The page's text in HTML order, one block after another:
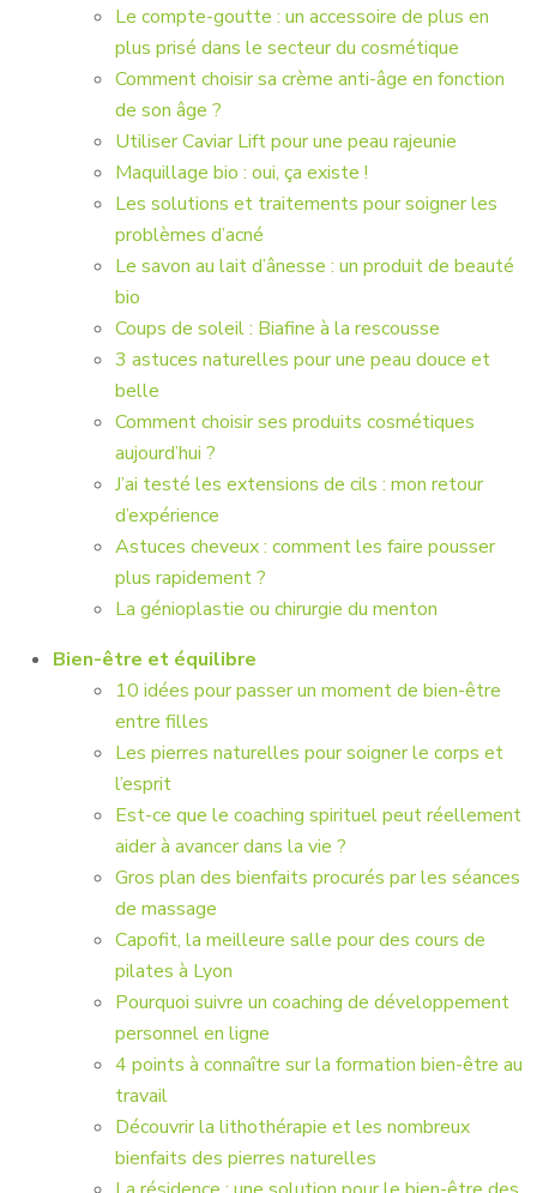
Le compte-goutte : un accessoire de plus en
plus prisé dans le secteur du cosmétique
Comment choisir sa crème anti-âge en fonction
de son âge ?
Utiliser Caviar Lift pour une peau rajeunie
Maquillage bio : oui, ça existe !
Les solutions et traitements pour soigner les
problèmes d’acné
Le savon au lait d’ânesse : un produit de beauté
bio
Coups de soleil : Biafine à la rescousse
3 astuces naturelles pour une peau douce et
belle
Comment choisir ses produits cosmétiques
aujourd’hui ?
J’ai testé les extensions de cils : mon retour
d’expérience
Astuces cheveux : comment les faire pousser
plus rapidement ?
La génioplastie ou chirurgie du menton
Bien-être et équilibre
10 idées pour passer un moment de bien-être
entre filles
Les pierres naturelles pour soigner le corps et
l’esprit
Est-ce que le coaching spirituel peut réellement
aider à avancer dans la vie ?
Gros plan des bienfaits procurés par les séances
de massage
Capofit, la meilleure salle pour des cours de
pilates à Lyon
Pourquoi suivre un coaching de développement
personnel en ligne
4 points à connaître sur la formation bien-être au
travail
Découvrir la lithothérapie et les nombreux
bienfaits des pierres naturelles